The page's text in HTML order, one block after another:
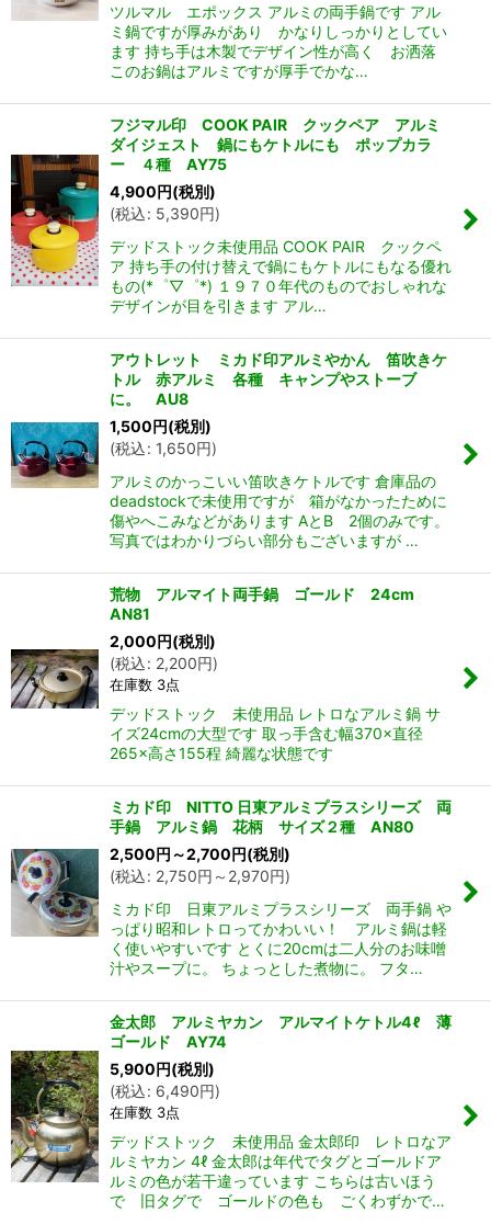
ツルマル エポックス アルミの両手鍋です アル
ミ鍋ですが厚みがあり かなりしっかりとしてい
ます 持ち手は木製でデザイン性が高く お洒落
このお鍋はアルミですが厚手でかな…
フジマル印 COOK PAIR クックペア アルミ
ダイジェスト 鍋にもケトルにも ポップカラ
ー ４種 AY75
4,900円(税別)
(税込: 5,390円)
デッドストック未使用品 COOK PAIR クックペ
ア 持ち手の付け替えで鍋にもケトルにもなる優れ
もの(*゜▽゜*) １９７０年代のものでおしゃれな
デザインが目を引きます アル…
アウトレット ミカド印アルミやかん 笛吹きケ
トル 赤アルミ 各種 キャンプやストーブ
に。 AU8
1,500円(税別)
(税込: 1,650円)
アルミのかっこいい笛吹きケトルです 倉庫品の
deadstockで未使用ですが 箱がなかったために
傷やへこみなどがあります AとB 2個のみです。
写真ではわかりづらい部分もございますが …
荒物 アルマイト両手鍋 ゴールド 24cm
AN81
2,000円(税別)
(税込: 2,200円)
在庫数 3点
デッドストック 未使用品 レトロなアルミ鍋 サ
イズ24cmの大型です 取っ手含む幅370×直径
265×高さ155程 綺麗な状態です
ミカド印 NITTO 日東アルミプラスシリーズ 両
手鍋 アルミ鍋 花柄 サイズ２種 AN80
2,500円 ～2,700円(税別)
(税込: 2,750円 ～2,970円)
ミカド印 日東アルミプラスシリーズ 両手鍋 や
っぱり昭和レトロってかわいい！ アルミ鍋は軽
く使いやすいです とくに20cmは二人分のお味噌
汁やスープに。 ちょっとした煮物に。 フタ…
金太郎 アルミヤカン アルマイトケトル4ℓ 薄
ゴールド AY74
5,900円(税別)
(税込: 6,490円)
在庫数 3点
デッドストック 未使用品 金太郎印 レトロなア
ルミヤカン 4ℓ 金太郎は年代でタグとゴールドア
ルミの色が若干違っています こちらは古いほう
で 旧タグで ゴールドの色も ごくわずかで…